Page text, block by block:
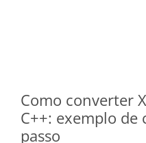
Como converter
C++: exemplo de
passo